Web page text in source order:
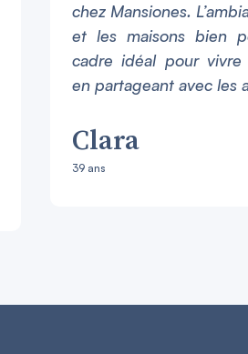
chez Mansiones.
et les maisons bien
cadre idéal pour vivre
en partageant avec les
Clara
39 ans